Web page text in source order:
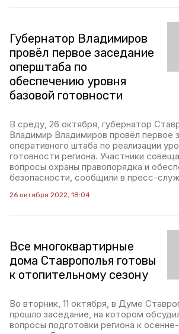
Губернатор Владимиров
провёл первое заседание
оперштаба по
обеспечению уровня
базовой готовности
В среду, 26 октября, губернатор
Владимир Владимиров провёл первое
оперативного штаба по реализации
готовности региона. Участники
вопросы охраны правопорядка и
безопасности, сообщили в пресс-
26 октября 2022, 18:04
Все многоквартирные
дома Ставрополья готовы
к отопительному сезону
Во вторник, 11 октября, в Думе
прошло заседание, на котором
вопросы подготовки региона к